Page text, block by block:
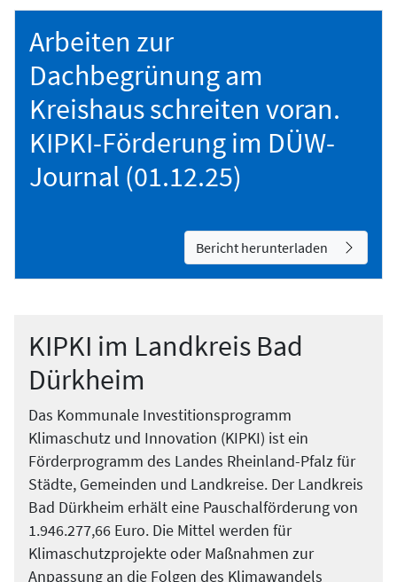
Arbeiten zur
Dachbegrünung am
Kreishaus schreiten voran.
KIPKI-Förderung im DÜW-
Journal (01.12.25)
Bericht herunterladen
KIPKI im Landkreis Bad
Dürkheim
Das Kommunale Investitionsprogramm
Klimaschutz und Innovation (KIPKI) ist ein
Förderprogramm des Landes Rheinland-Pfalz für
Städte, Gemeinden und Landkreise. Der Landkreis
Bad Dürkheim erhält eine Pauschalförderung von
1.946.277,66 Euro. Die Mittel werden für
Klimaschutzprojekte oder Maßnahmen zur
Anpassung an die Folgen des Klimawandels